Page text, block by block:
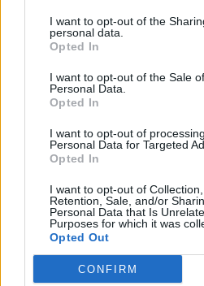
I want to opt-out of the
personal data.
Opted In
I want to opt-out of the Sale
Personal Data.
Opted In
I want to opt-out of
Personal Data for Targeted
Opted In
I want to opt-out of Collection,
Retention, Sale, and/or
Personal Data that Is
Purposes for which it was
Opted Out
CONFIRM
Kovács
Szeretem az elektromos autókat
KAPCSOLÓDÓ CIKKEK TÖBB